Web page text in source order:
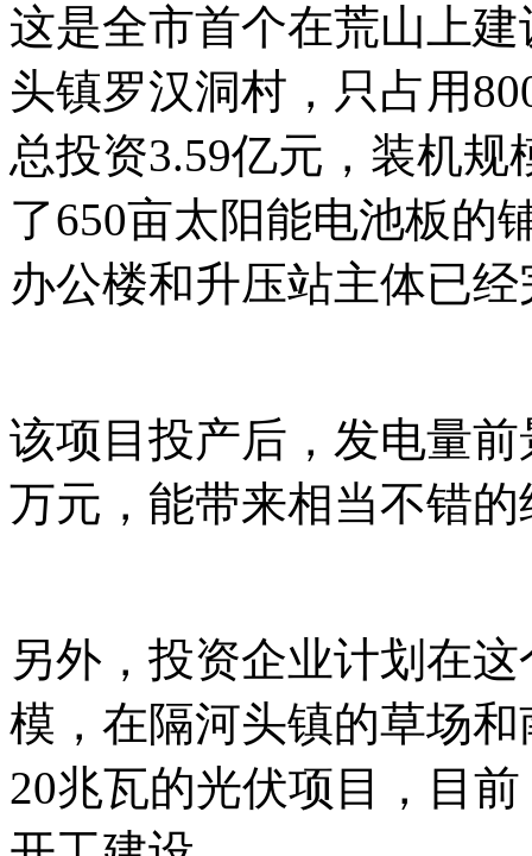
这是全市首个在荒山上
头镇罗汉洞村，只占用
总投资3.59亿元，装机
了650亩太阳能电池板的
办公楼和升压站主体已
该项目投产后，发电量
万元，能带来相当不错
另外，投资企业计划在
模，在隔河头镇的草场
20兆瓦的光伏项目，目